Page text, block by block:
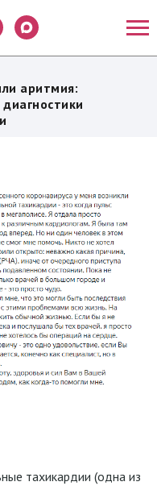
аритмия:
тахикардии (одна из